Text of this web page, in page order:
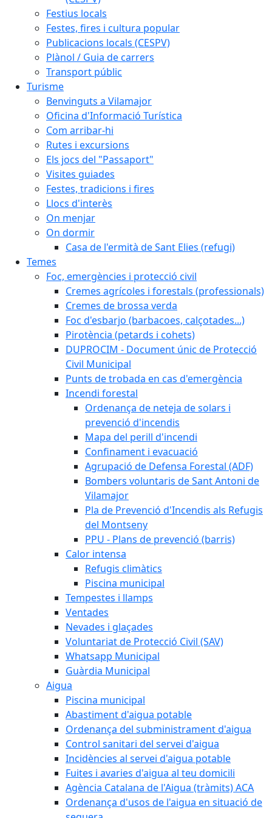
Festius locals
Festes, fires i cultura popular
Publicacions locals (CESPV)
Plànol / Guia de carrers
Transport públic
Turisme
Benvinguts a Vilamajor
Oficina d'Informació Turística
Com arribar-hi
Rutes i excursions
Els jocs del "Passaport"
Visites guiades
Festes, tradicions i fires
Llocs d'interès
On menjar
On dormir
Casa de l'ermità de Sant Elies (refugi)
Temes
Foc, emergències i protecció civil
Cremes agrícoles i forestals (professionals)
Cremes de brossa verda
Foc d'esbarjo (barbacoes, calçotades...)
Pirotència (petards i cohets)
DUPROCIM - Document únic de Protecció
Civil Municipal
Punts de trobada en cas d'emergència
Incendi forestal
Ordenança de neteja de solars i
prevenció d'incendis
Mapa del perill d'incendi
Confinament i evacuació
Agrupació de Defensa Forestal (ADF)
Bombers voluntaris de Sant Antoni de
Vilamajor
Pla de Prevenció d'Incendis als Refugis
del Montseny
PPU - Plans de prevenció (barris)
Calor intensa
Refugis climàtics
Piscina municipal
Tempestes i llamps
Ventades
Nevades i glaçades
Voluntariat de Protecció Civil (SAV)
Whatsapp Municipal
Guàrdia Municipal
Aigua
Piscina municipal
Abastiment d'aigua potable
Ordenança del subministrament d'aigua
Control sanitari del servei d'aigua
Incidències al servei d'aigua potable
Fuites i avaries d'aigua al teu domicili
Agència Catalana de l'Aigua (tràmits) ACA
Ordenança d'usos de l'aigua en situació de